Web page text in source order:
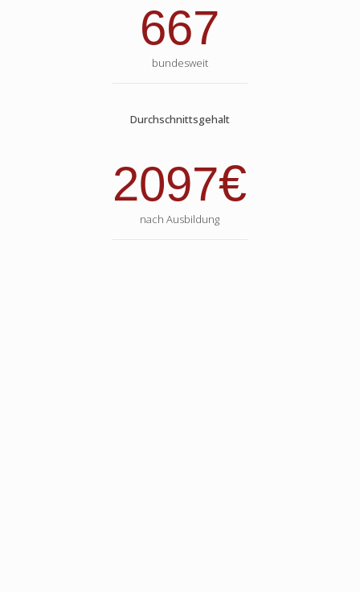
667
bundesweit
Durchschnittsgehalt
2097€
nach Ausbildung